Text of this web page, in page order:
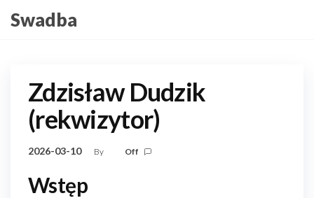
toSwadba
Zdzisław Dudzik
(rekwizytor)
2026-03-10 By Off
Wstęp